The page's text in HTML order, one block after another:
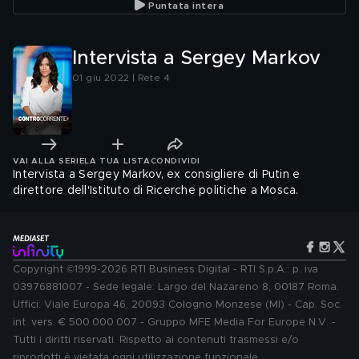
Puntata intera
Intervista a Sergey Markov
01 giu 2022 | Rete 4
VAI ALLA SERIE LA TUA LISTA CONDIVIDI
Intervista a Sergey Markov, ex consigliere di Putin e
direttore dell'Istituto di Ricerche politiche a Mosca.
Copyright ©1999-2026 RTI Business Digital - RTI S.p.A.: p. iva
03976881007 - Sede legale: Largo del Nazareno 8, 00187 Roma.
Uffici: Viale Europa 46, 20093 Cologno Monzese (MI) - Cap. Soc.
int. vers. € 500.000.007 - Gruppo MFE Media For Europe N.V. -
Tutti i diritti riservati. Rispetto ai contenuti trasmessi e/o